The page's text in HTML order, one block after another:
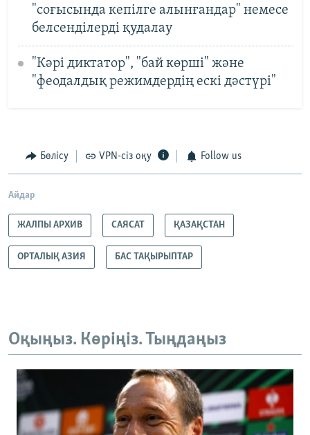
"соғысында кепілге алынғандар" немесе
белсенділерді қудалау
"Кәрі диктатор", "бай көрші" және
"феодалдық режимдердің ескі дәстүрі"
Бөлісу VPN-сіз оқу Follow us
Айдар
ЖАЛПЫ АРХИВ САЯСАТ ҚАЗАҚСТАН
ОРТАЛЫҚ АЗИЯ БАС ТАҚЫРЫПТАР
Оқыңыз. Көріңіз. Тыңдаңыз